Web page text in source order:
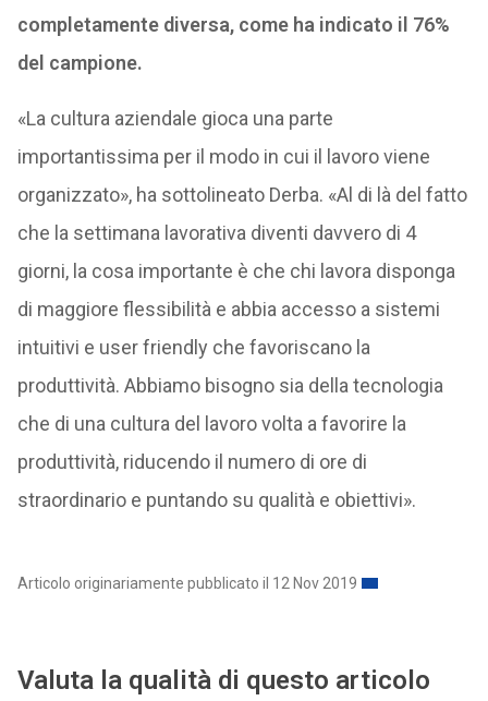
completamente diversa, come ha indicato il 76%
del campione.
«La cultura aziendale gioca una parte
importantissima per il modo in cui il lavoro viene
organizzato», ha sottolineato Derba. «Al di là del fatto
che la settimana lavorativa diventi davvero di 4
giorni, la cosa importante è che chi lavora disponga
di maggiore flessibilità e abbia accesso a sistemi
intuitivi e user friendly che favoriscano la
produttività. Abbiamo bisogno sia della tecnologia
che di una cultura del lavoro volta a favorire la
produttività, riducendo il numero di ore di
straordinario e puntando su qualità e obiettivi».
Articolo originariamente pubblicato il 12 Nov 2019
Valuta la qualità di questo articolo